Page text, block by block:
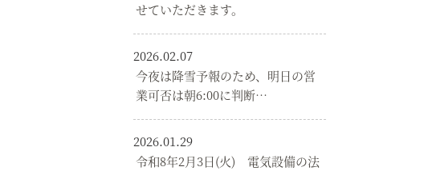
せていただきます。
2026.02.07
今夜は降雪予報のため、明日の営
業可否は朝6:00に判断…
2026.01.29
令和8年2月3日(火) 電気設備の法